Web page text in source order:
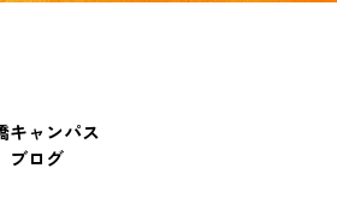
キャンパス
ブログ